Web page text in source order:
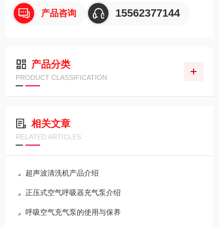
产品咨询 15562377144
产品分类
PRODUCT CLASSIFICATION
相关文章
RELATED ARTICLES
超声波清洗机产品介绍
正压式空气呼吸器充气泵介绍
呼吸空气充气泵的使用与保养